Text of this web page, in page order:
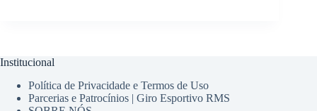
Institucional
Política de Privacidade e Termos de Uso
Parcerias e Patrocínios | Giro Esportivo RMS